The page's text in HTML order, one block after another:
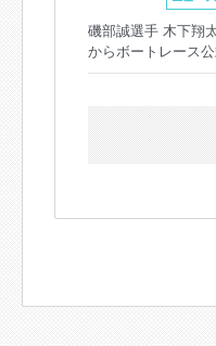
磯部誠選手 木下翔
からボートレース